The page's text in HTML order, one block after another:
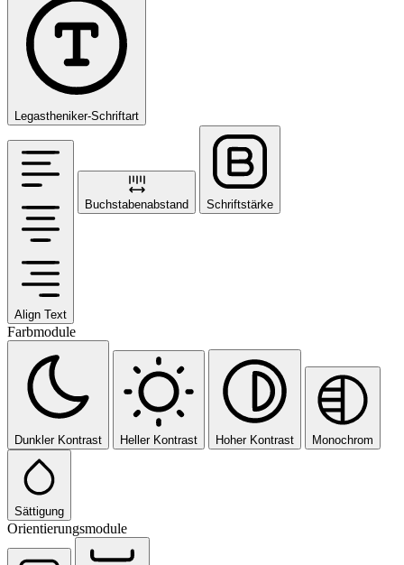
Legastheniker-Schriftart
Align Text
Buchstabenabstand Schriftstärke
Farbmodule
Dunkler Kontrast Heller Kontrast Hoher Kontrast Monochrom
Sättigung
Orientierungsmodule